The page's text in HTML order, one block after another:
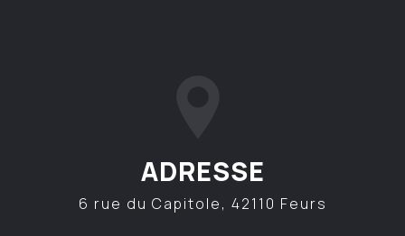
ADRESSE
6 rue du Capitole, 42110 Feurs